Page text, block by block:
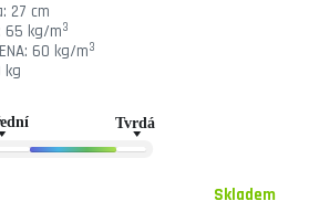
27 cm
65 kg/m3
60 kg/m3
kg
Skladem